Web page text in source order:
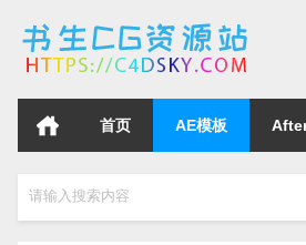
首页 AE模板
请输入搜索内容